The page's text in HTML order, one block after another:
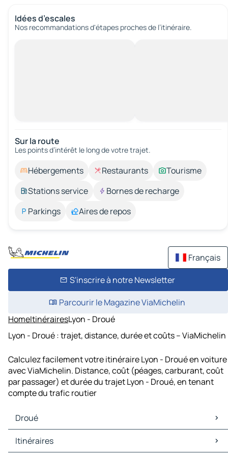
Idées d’escales
Nos recommandations d'étapes proches de l’itinéraire.
Sur la route
Les points d’intérêt le long de votre trajet.
Hébergements Restaurants
Tourisme
Stations service
Bornes de recharge
Parkings
Aires de repos
Français
S'inscrire à notre Newsletter
Parcourir le Magazine ViaMichelin
HomeItinérairesLyon - Droué
Lyon - Droué : trajet, distance, durée et coûts – ViaMichelin
Calculez facilement votre itinéraire Lyon - Droué en voiture
avec ViaMichelin. Distance, coût (péages, carburant, coût
par passager) et durée du trajet Lyon - Droué, en tenant
compte du trafic routier
Droué
Droué Cartes et plans
Droué Trafic
Itinéraires